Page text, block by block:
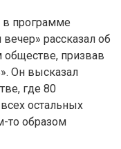
в программе
рассказал об
обществе, призвав
Он высказал
где 80
остальных
то образом